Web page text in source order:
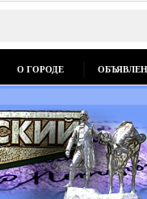
О ГОРОДЕ